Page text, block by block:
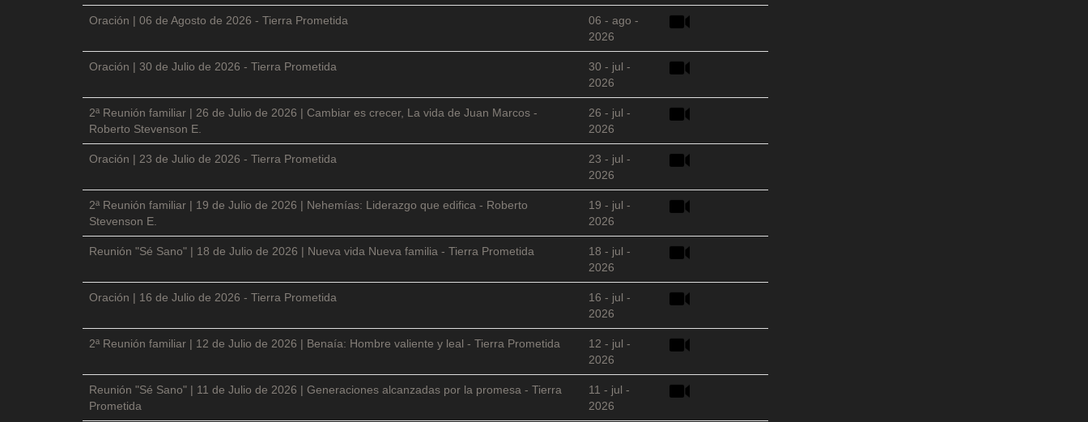
Oración | 06 de Agosto de 2026 - Tierra Prometida
06 - ago -
2026
Oración | 30 de Julio de 2026 - Tierra Prometida
30 - jul -
2026
2ª Reunión familiar | 26 de Julio de 2026 | Cambiar es crecer, La vida de Juan Marcos -
Roberto Stevenson E.
26 - jul -
2026
Oración | 23 de Julio de 2026 - Tierra Prometida
23 - jul -
2026
2ª Reunión familiar | 19 de Julio de 2026 | Nehemías: Liderazgo que edifica - Roberto
Stevenson E.
19 - jul -
2026
Reunión "Sé Sano" | 18 de Julio de 2026 | Nueva vida Nueva familia - Tierra Prometida
18 - jul -
2026
Oración | 16 de Julio de 2026 - Tierra Prometida
16 - jul -
2026
2ª Reunión familiar | 12 de Julio de 2026 | Benaía: Hombre valiente y leal - Tierra Prometida
12 - jul -
2026
Reunión "Sé Sano" | 11 de Julio de 2026 | Generaciones alcanzadas por la promesa - Tierra
Prometida
11 - jul -
2026